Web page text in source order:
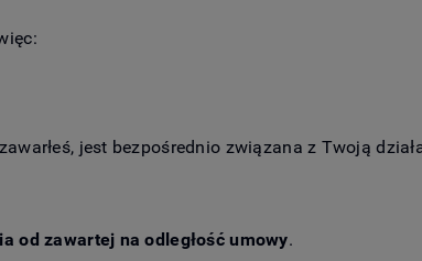
jest bezpośrednio związana z Twoją
od zawartej na odległość umowy.